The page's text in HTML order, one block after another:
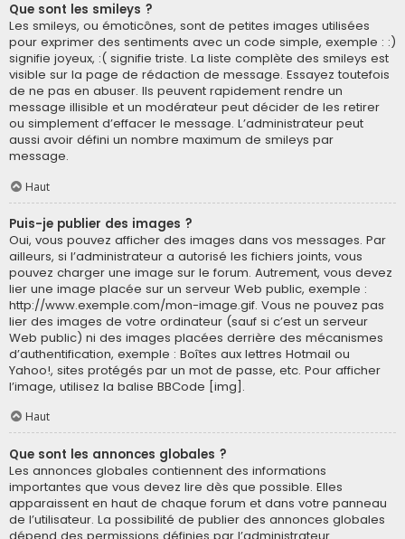
Que sont les smileys ?
Les smileys, ou émoticônes, sont de petites images utilisées
pour exprimer des sentiments avec un code simple, exemple : :)
signifie joyeux, :( signifie triste. La liste complète des smileys est
visible sur la page de rédaction de message. Essayez toutefois
de ne pas en abuser. Ils peuvent rapidement rendre un
message illisible et un modérateur peut décider de les retirer
ou simplement d’effacer le message. L’administrateur peut
aussi avoir défini un nombre maximum de smileys par
message.
Haut
Puis-je publier des images ?
Oui, vous pouvez afficher des images dans vos messages. Par
ailleurs, si l’administrateur a autorisé les fichiers joints, vous
pouvez charger une image sur le forum. Autrement, vous devez
lier une image placée sur un serveur Web public, exemple :
http://www.exemple.com/mon-image.gif. Vous ne pouvez pas
lier des images de votre ordinateur (sauf si c’est un serveur
Web public) ni des images placées derrière des mécanismes
d’authentification, exemple : Boîtes aux lettres Hotmail ou
Yahoo!, sites protégés par un mot de passe, etc. Pour afficher
l’image, utilisez la balise BBCode [img].
Haut
Que sont les annonces globales ?
Les annonces globales contiennent des informations
importantes que vous devez lire dès que possible. Elles
apparaissent en haut de chaque forum et dans votre panneau
de l’utilisateur. La possibilité de publier des annonces globales
dépend des permissions définies par l’administrateur.